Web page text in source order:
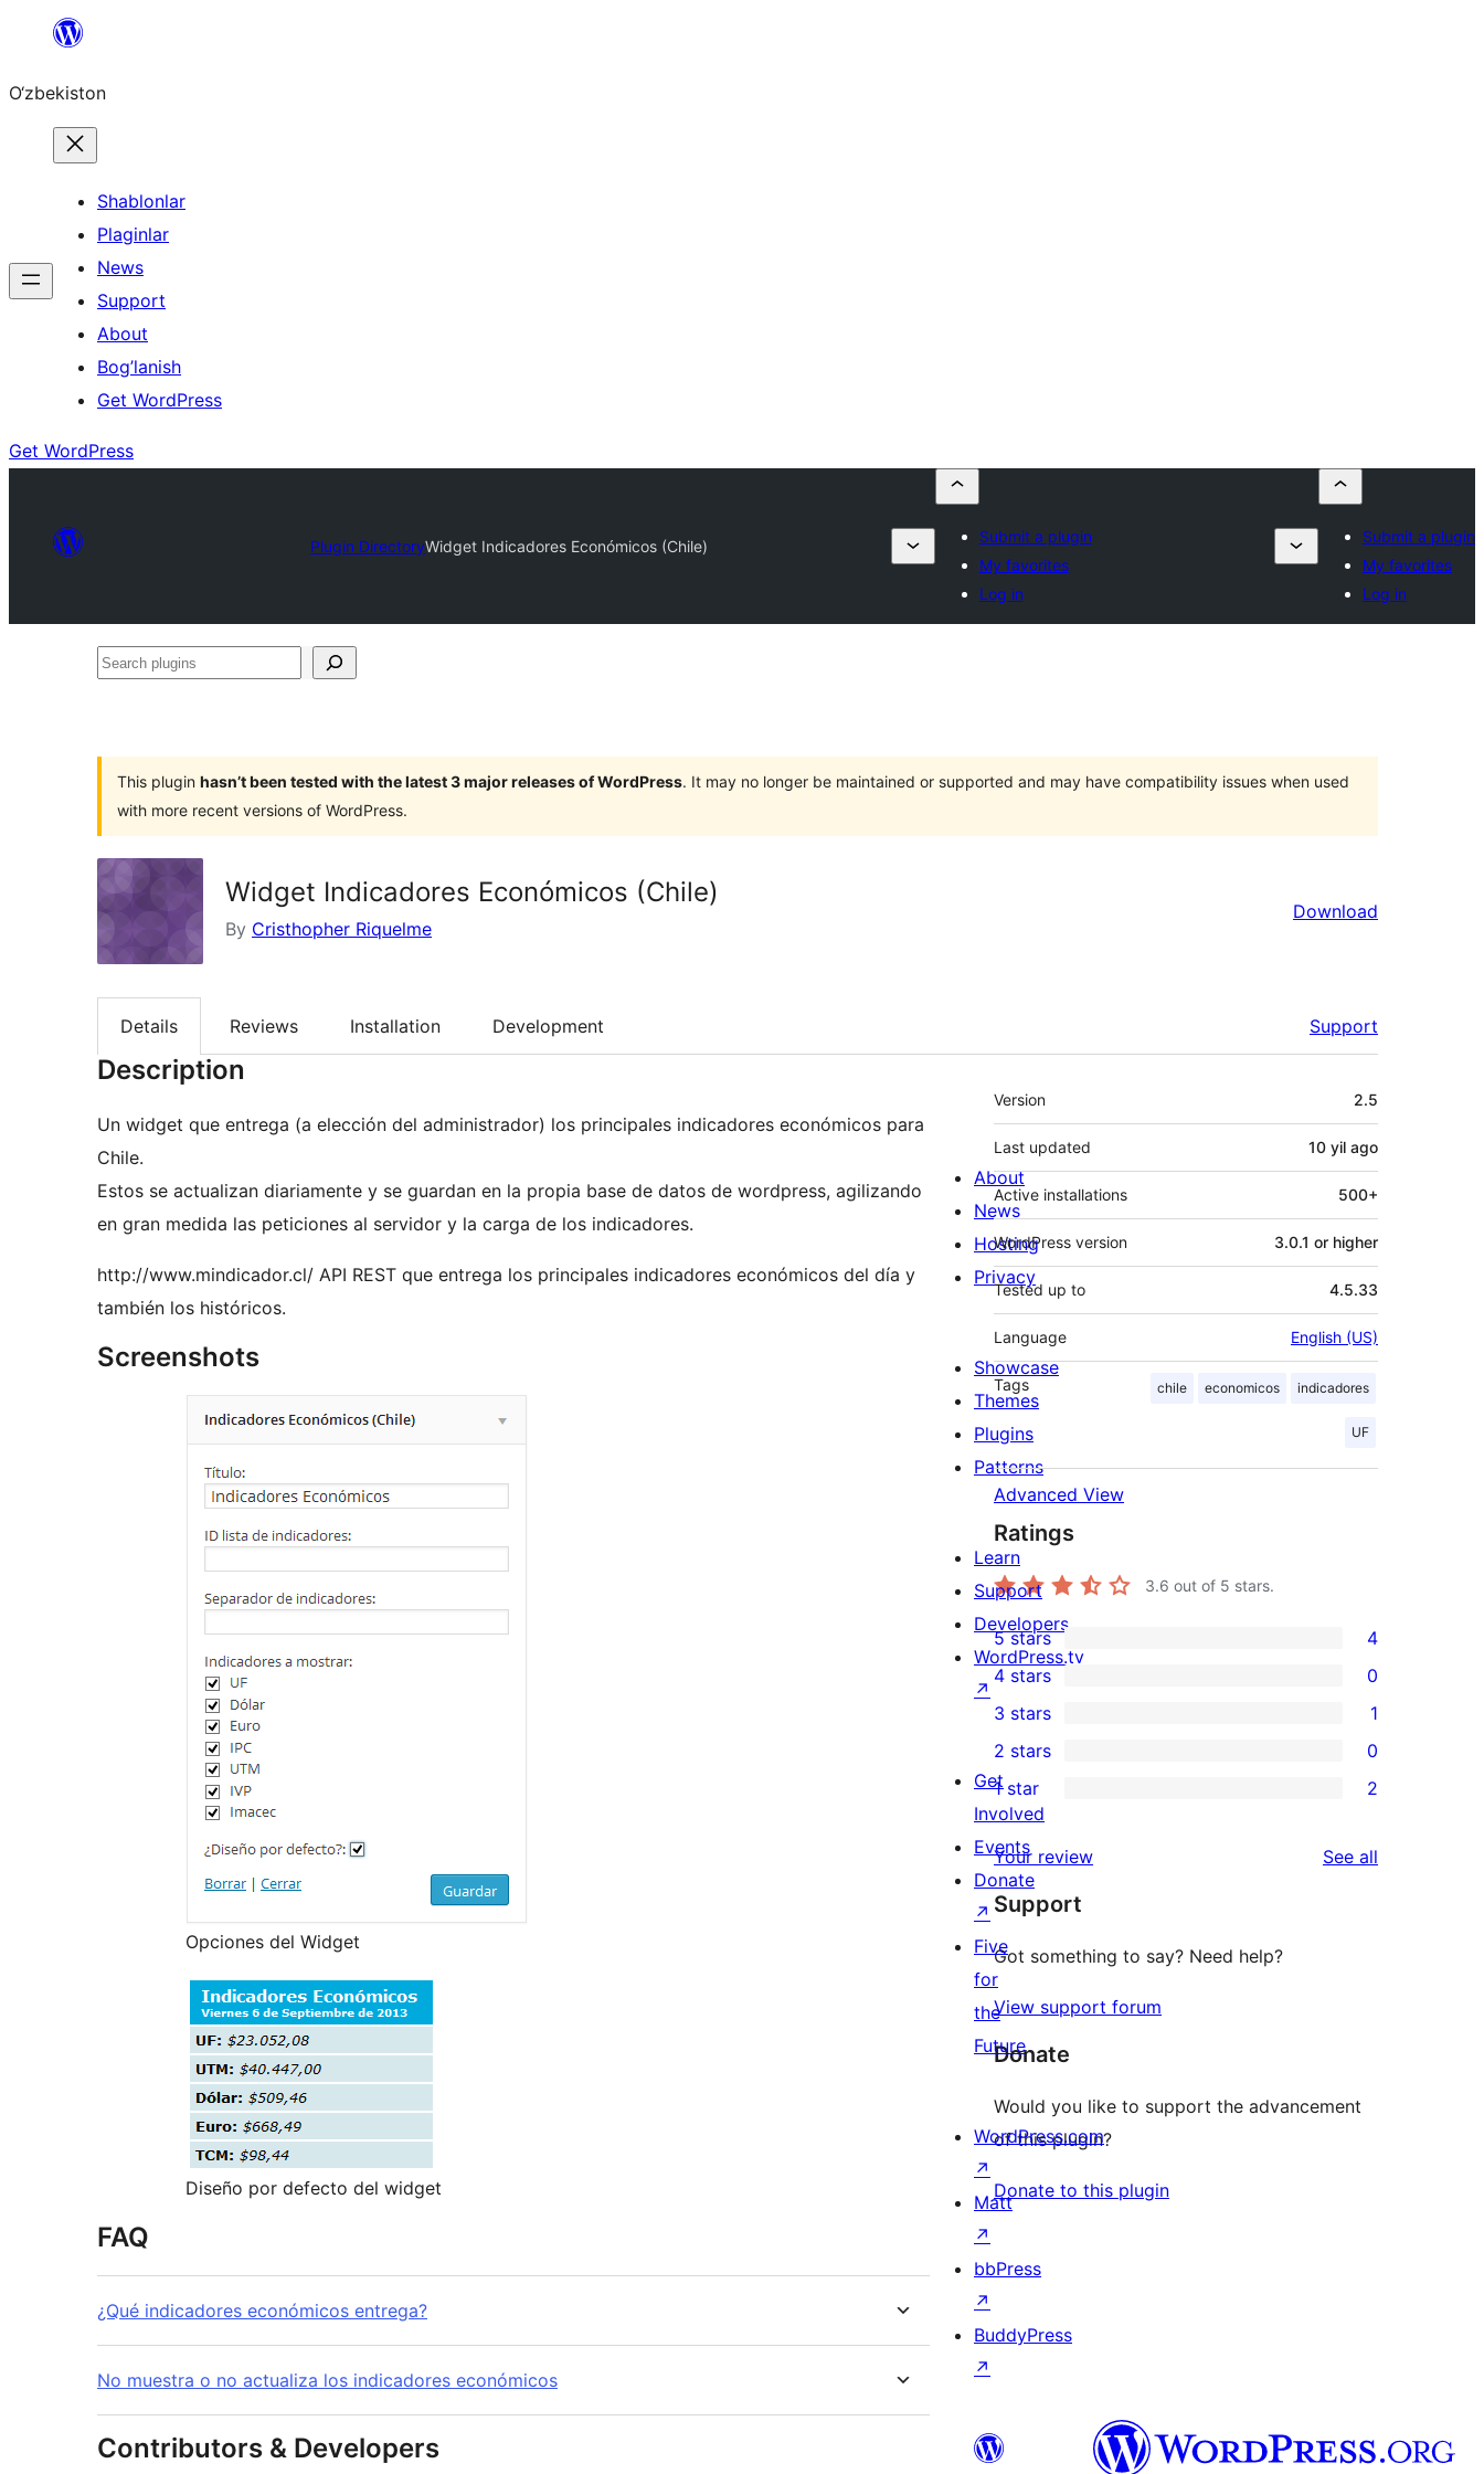
content
O‘zbekiston
Shablonlar
Plaginlar
News
Support
About
Bog’lanish
Get WordPress
Get WordPress
Plugin DirectoryWidget Indicadores Económicos (Chile)
Submit a plugin
My favorites
Log in
Submit a plugin
My favorites
Log in
Search
This plugin hasn’t been tested with the latest 3 major releases of WordPress. It may no longer be maintained or supported and may have compatibility issues when used
with more recent versions of WordPress.
Widget Indicadores Económicos (Chile)
By Cristhopher Riquelme
Download
Details Reviews Installation Development Support
Description
Un widget que entrega (a elección del administrador) los principales indicadores económicos para
Chile.
Estos se actualizan diariamente y se guardan en la propia base de datos de wordpress, agilizando
en gran medida las peticiones al servidor y la carga de los indicadores.
http://www.mindicador.cl/ API REST que entrega los principales indicadores económicos del día y
también los históricos.
Screenshots
Opciones del Widget
Diseño por defecto del widget
FAQ
¿Qué indicadores económicos entrega?
No muestra o no actualiza los indicadores económicos
Contributors & Developers
Meta
Version 2.5
Last updated 10 yil ago
Active installations 500+
WordPress version 3.0.1 or higher
Tested up to 4.5.33
Language English (US)
Tags chile economicos indicadores
UF
Advanced View
Ratings
3.6 out of 5 stars.
4
5-
star
reviews
5 stars 4
4-
star
reviews
4 stars 0
1
3-
star
review
3 stars 1
2-
reviews
2 stars 0
star
reviews
1 star 2
Your review See all
Support
Got something to say? Need help?
View support forum
Donate
Would you like to support the advancement
of this plugin?
Donate to this plugin
About
News
Hosting
Privacy
Showcase
Themes
Plugins
Patterns
Learn
Support
Developers
WordPress.tv
↗
Get
Involved
Events
Donate
↗
Five
for
the
Future
WordPress.com
↗
Matt
↗
bbPress
↗
BuddyPress
↗